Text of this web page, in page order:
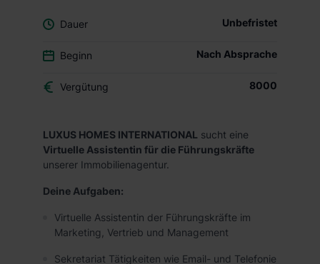
Dauer Unbefristet
Beginn Nach Absprache
Vergütung 8000
LUXUS HOMES INTERNATIONAL sucht eine
Virtuelle Assistentin für die Führungskräfte
unserer Immobilienagentur.
Deine Aufgaben:
Virtuelle Assistentin der Führungskräfte im
Marketing, Vertrieb und Management
Sekretariat Tätigkeiten wie Email- und Telefonie